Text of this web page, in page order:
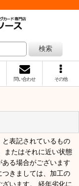
検索
問い合わせ その他
表記されているもの
またはそれに近い状態
ある場合がございます
つきましては、加工の
います。 経年劣化に